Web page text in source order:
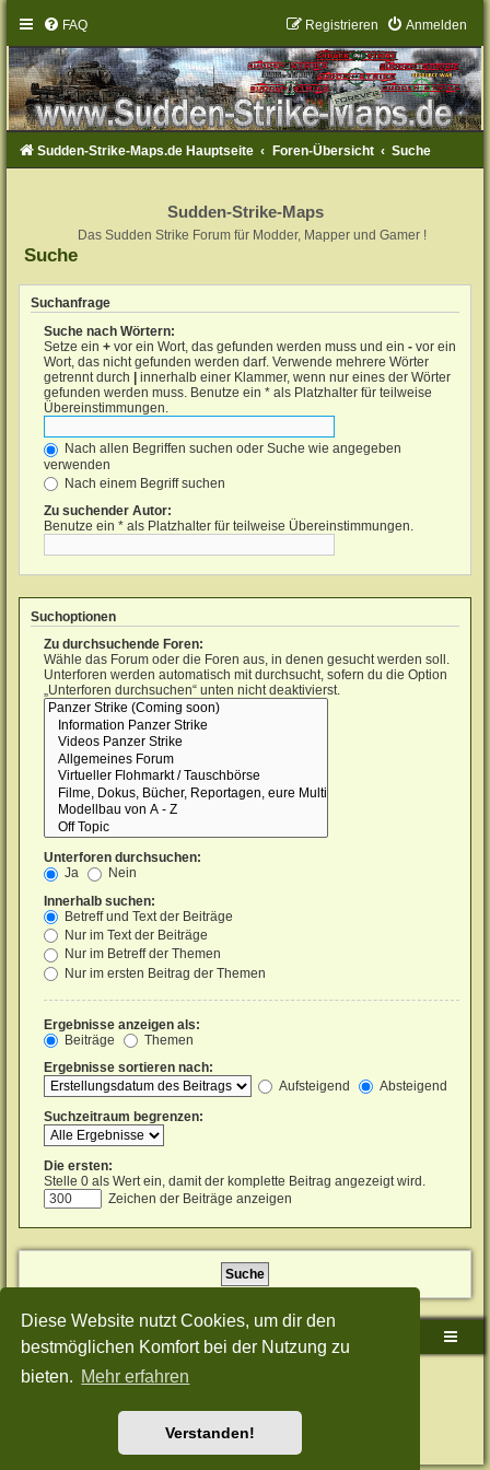
Diese Website nutzt Cookies, um dir den
bestmöglichen Komfort bei der Nutzung zu
bieten. Mehr erfahren
Verstanden!
FAQ Anmelden
Registrieren
Sudden-Strike-Maps.de Hauptseite Foren-Übersicht Suche
Sudden-Strike-Maps
Das Sudden Strike Forum für Modder, Mapper und Gamer !
Suche
Suchanfrage
Suche nach Wörtern:
Setze ein+ vor ein Wort, das gefunden werden muss und ein- vor ein
Wort, das nicht gefunden werden darf. Verwende mehrere Wörter
getrennt durch
innerhalb einer Klammer, wenn nur eines der Wörter
gefunden werden muss. Benutze ein * als Platzhalter für teilweise
Übereinstimmungen.
Nach allen Begriffen suchen oder Suche wie angegeben
verwenden
Nach einem Begriff suchen
Zu suchender Autor:
Benutze ein * als Platzhalter für teilweise Übereinstimmungen.
Suchoptionen
Zu durchsuchende Foren:
Wähle das Forum oder die Foren aus, in denen gesucht werden soll.
Unterforen werden automatisch mit durchsucht, sofern du die Option
„Unterforen durchsuchen“ unten nicht deaktivierst.
Unterforen durchsuchen:
Ja
Nein
Innerhalb suchen:
Betreff und Text der Beiträge
Nur im Text der Beiträge
Nur im Betreff der Themen
Nur im ersten Beitrag der Themen
Ergebnisse anzeigen als:
Beiträge
Themen
Ergebnisse sortieren nach:
Aufsteigend
Absteigend
Suchzeitraum begrenzen:
Die ersten:
Stelle 0 als Wert ein, damit der komplette Beitrag angezeigt wird.
Zeichen der Beiträge anzeigen
Sudden-Strike-Maps.de Hauptseite Foren-Übersicht
Powered byphpBB® Forum Software © phpBB Limited
Style: Green-Style-Split by Joyce&LunaphpBB-Style-Design
Nutzungsbedingungen